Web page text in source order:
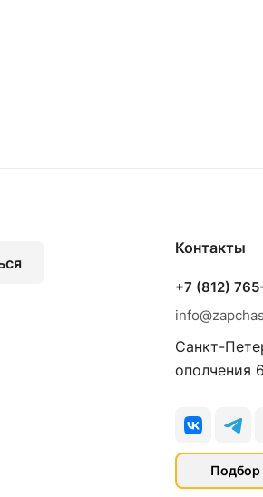
Контакты
+7 (812)
Санкт-
ополчения
Подбор